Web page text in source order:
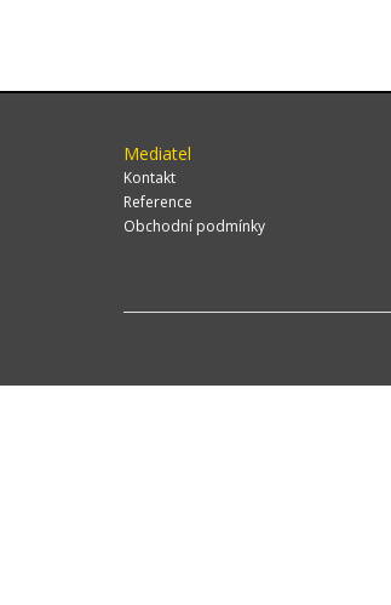
Mediatel
Kontakt
Reference
Obchodní podmínky